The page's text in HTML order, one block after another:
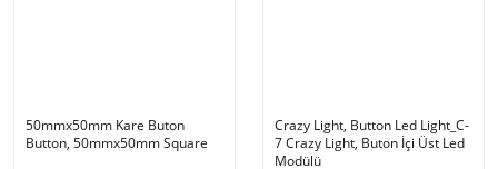
50mmx50mm Kare Buton
Button, 50mmx50mm Square
Crazy Light, Button Led Light_C-
7 Crazy Light, Buton İçi Üst Led
Modülü